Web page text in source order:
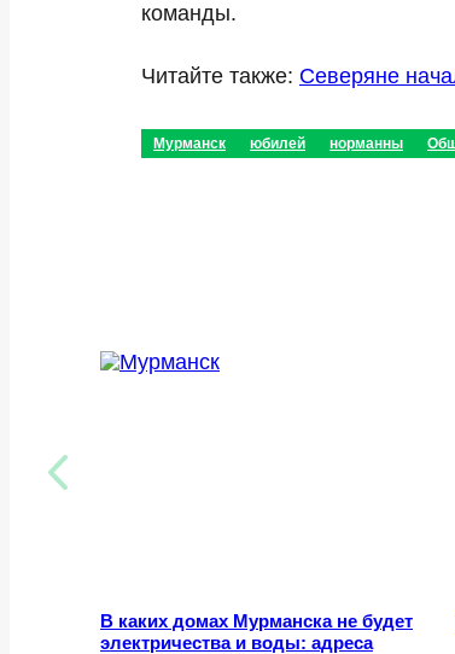
команды.
Читайте также: Северяне
Мурманск юбилей норманны
В каких домах Мурманска не будет
электричества и воды: адреса